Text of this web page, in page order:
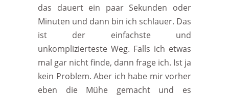
das dauert ein paar Sekunden oder
Minuten und dann bin ich schlauer. Das
ist der einfachste und
unkomplizierteste Weg. Falls ich etwas
mal gar nicht finde, dann frage ich. Ist ja
kein Problem. Aber ich habe mir vorher
eben die Mühe gemacht und es